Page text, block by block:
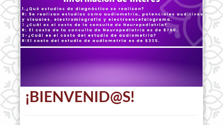
¡BIENVENID@S!